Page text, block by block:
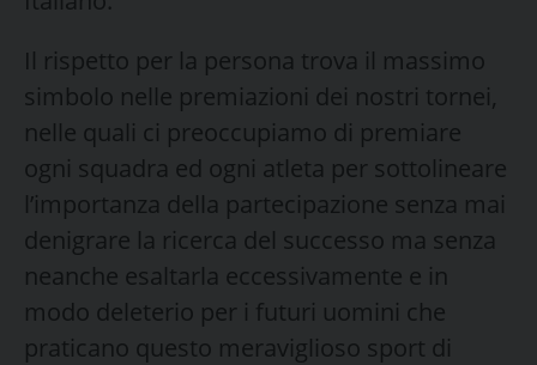
Il rispetto per la persona trova il massimo
simbolo nelle premiazioni dei nostri tornei,
nelle quali ci preoccupiamo di premiare
ogni squadra ed ogni atleta per sottolineare
l’importanza della partecipazione senza mai
denigrare la ricerca del successo ma senza
neanche esaltarla eccessivamente e in
modo deleterio per i futuri uomini che
praticano questo meraviglioso sport di